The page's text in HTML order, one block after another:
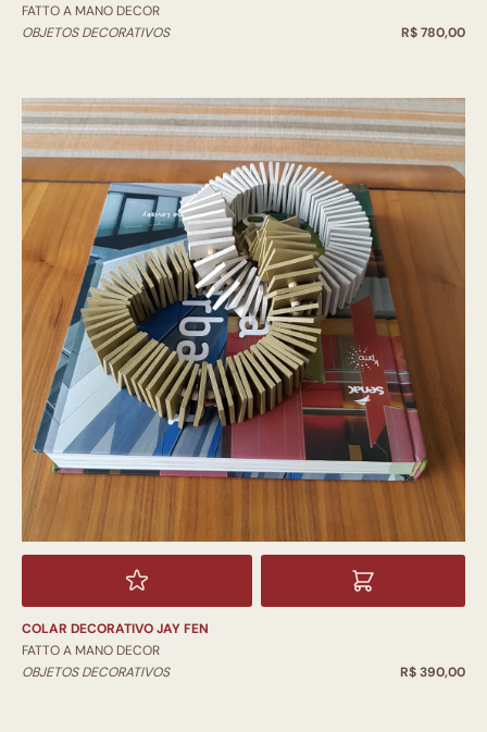
FATTO A MANO DECOR
OBJETOS DECORATIVOS
R$ 780,00
COLAR DECORATIVO JAY FEN
FATTO A MANO DECOR
OBJETOS DECORATIVOS
R$ 390,00